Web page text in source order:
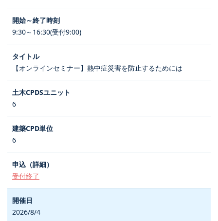
9:30～16:30(受付9:00)
【オンラインセミナー】熱中症災害を防止するためには
6
6
受付終了
2026/8/4